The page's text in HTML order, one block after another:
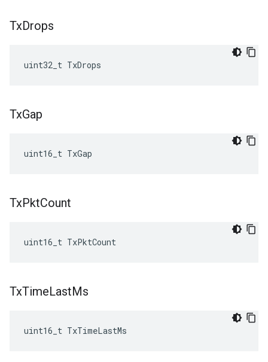
TxDrops
uint32_t TxDrops
TxGap
uint16_t TxGap
TxPktCount
uint16_t TxPktCount
TxTimeLastMs
uint16_t TxTimeLastMs